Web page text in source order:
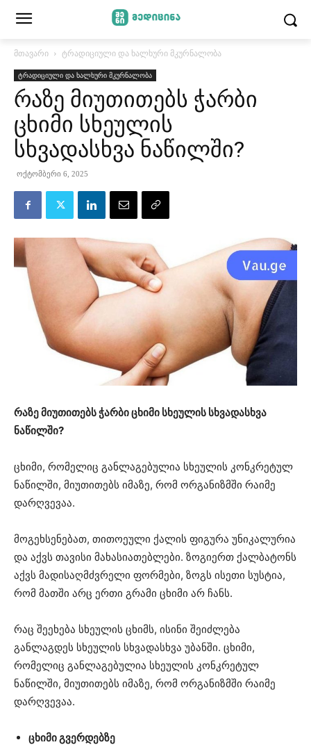
მთავარი ტრადიციული და ხალხური მკურნალობა
ტრადიციული და ხალხური მკურნალობა
რაზე მიუთითებს ჭარბი
ცხიმი სხეულის
სხვადასხვა ნაწილში?
ოქტომბერი 6, 2025
რაზე მიუთითებს ჭარბი ცხიმი სხეულის სხვადასხვა
ნაწილში?
ცხიმი, რომელიც განლაგებულია სხეულის კონკრეტულ
ნაწილში, მიუთითებს იმაზე, რომ ორგანიზმში რაიმე
დარღვევაა.
მოგეხსენებათ, თითოეული ქალის ფიგურა უნიკალურია
და აქვს თავისი მახასიათებლები. ზოგიერთ ქალბატონს
აქვს მადისაღმძვრელი ფორმები, ზოგს ისეთი სუსტია,
რომ მათში არც ერთი გრამი ცხიმი არ ჩანს.
რაც შეეხება სხეულის ცხიმს, ისინი შეიძლება
განლაგდეს სხეულის სხვადასხვა უბანში. ცხიმი,
რომელიც განლაგებულია სხეულის კონკრეტულ
ნაწილში, მიუთითებს იმაზე, რომ ორგანიზმში რაიმე
დარღვევაა.
ცხიმი გვერდებზე